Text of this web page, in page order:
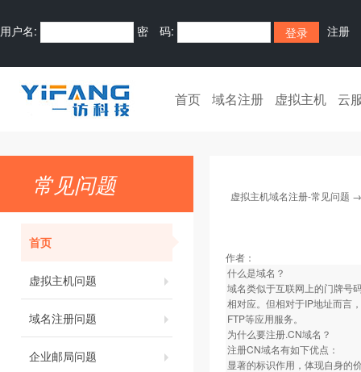
用户名: 密 码: 注册
首页 域名注册 虚拟主机 云
常见问题
首页
虚拟主机问题
域名注册问题
企业邮局问题
虚拟主机域名注册-常见问题
作者：
什么是域名？
域名类似于互联网上的门牌号
相对应。但相对于IP地址而言
FTP等应用服务。
为什么要注册.CN域名？
注册CN域名有如下优点：
显著的标识作用，体现自身的